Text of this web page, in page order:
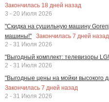
Закончилась 18 дней назад
3 - 20 Июля 2026
"Скидка на сушильную машину
машины!"
Закончилась 7 дней назад
2 - 31 Июля 2026
"Выгодный комплект: телевизоры
2 - 31 Июля 2026
"Выгодные цены на мойки высокого
Закончилась 7 дней назад
2 - 31 Июля 2026